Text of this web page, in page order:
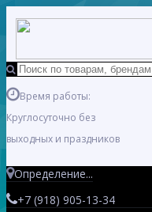
Время работы:
Круглосуточно без
выходных и праздников
Определение...
+7 (918) 905-13-34